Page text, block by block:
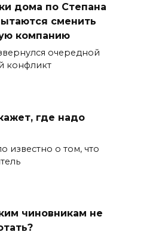
дома по Степана
сменить
компанию
очередной
конфликт
где надо
известно о том, что
чиновникам не